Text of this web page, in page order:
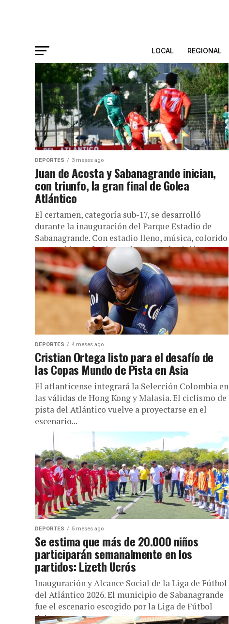
LOCAL REGIONAL
DEPORTES 3 meses ago
Juan de Acosta y Sabanagrande inician,
con triunfo, la gran final de Golea
Atlántico
El certamen, categoría sub-17, se desarrolló
durante la inauguración del Parque Estadio de
Sabanagrande. Con estadio lleno, música, colorido
y un ambiente festivo, Sabanagrande vivió una...
DEPORTES 4 meses ago
Cristian Ortega listo para el desafío de
las Copas Mundo de Pista en Asia
El atlanticense integrará la Selección Colombia en
las válidas de Hong Kong y Malasia. El ciclismo de
pista del Atlántico vuelve a proyectarse en el
escenario...
DEPORTES 5 meses ago
Se estima que más de 20.000 niños
participarán semanalmente en los
partidos: Lizeth Ucrós
Inauguración y Alcance Social de la Liga de Fútbol
del Atlántico 2026. El municipio de Sabanagrande
fue el escenario escogido por la Liga de Fútbol
del...